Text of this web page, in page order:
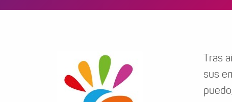
Tras
sus